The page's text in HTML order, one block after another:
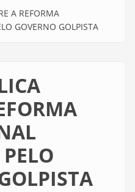
A REFORMA
GOVERNO GOLPISTA